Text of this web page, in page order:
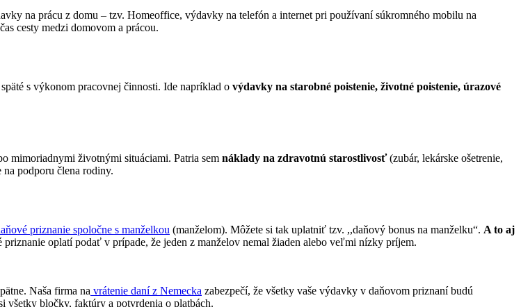
na prácu z domu – tzv. Homeoffice, výdavky na telefón a internet pri používaní súkromného mobilu na
cesty medzi domovom a prácou.
s výkonom pracovnej činnosti. Ide napríklad o výdavky na starobné poistenie, životné poistenie, úrazové
mimoriadnymi životnými situáciami. Patria sem náklady na zdravotnú starostlivosť(zubár, lekárske ošetrenie,
podporu člena rodiny.
priznanie spoločne s manželkou (manželom). Môžete si tak uplatniť tzv. ,,daňový bonus na manželku“. A to aj
priznanie oplatí podať v prípade, že jeden z manželov nemal žiaden alebo veľmi nízky príjem.
Naša firma na vrátenie daní z Nemecka zabezpečí, že všetky vaše výdavky v daňovom priznaní budú
všetky bločky, faktúry a potvrdenia o platbách.